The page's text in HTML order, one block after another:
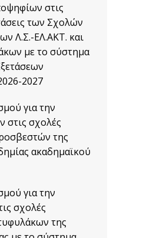
στις
των Σχολών
Λ.Σ.-ΕΛ.ΑΚΤ. και
με το σύστημα
2027
για την
στις σχολές
της
ακαδημαϊκού
για την
σχολές
της